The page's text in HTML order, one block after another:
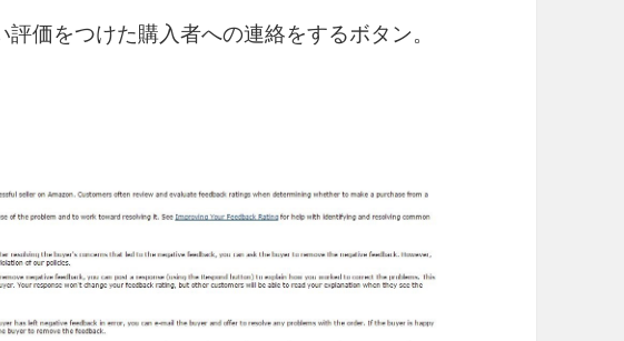
評価をつけた購入者への連絡をするボタン。